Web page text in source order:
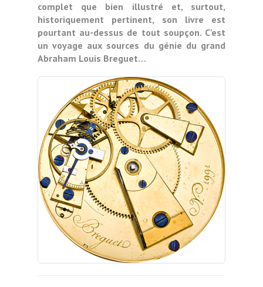
complet que bien illustré et, surtout,
historiquement pertinent, son livre est
pourtant au-dessus de tout soupçon. C’est
un voyage aux sources du génie du grand
Abraham Louis Breguet…